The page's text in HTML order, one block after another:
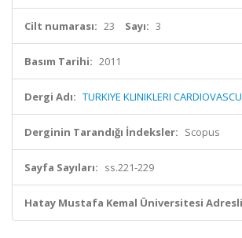
Cilt numarası: 23 Sayı: 3
Basım Tarihi: 2011
Dergi Adı: TURKIYE KLINIKLERI
Derginin Tarandığı İndeksler: Scopus
Sayfa Sayıları: ss.221-229
Hatay Mustafa Kemal Üniversitesi